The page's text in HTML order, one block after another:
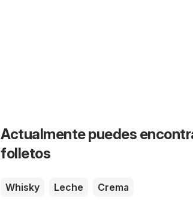
Actualmente puedes
folletos
Whisky Leche Crema